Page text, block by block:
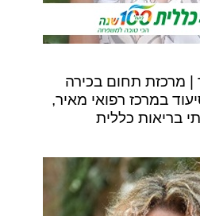
| מרכזת תחום בכירה
במרכז רפואי מאיר,
בריאות כללית